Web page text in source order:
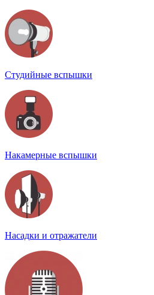
Студийные вспышки
Накамерные вспышки
Насадки и отражатели